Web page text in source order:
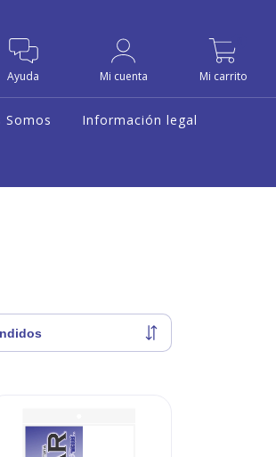
Ayuda Mi cuenta Mi carrito
Somos Información legal